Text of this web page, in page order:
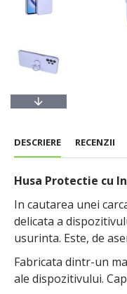
DESCRIERE RECENZII
Husa Protectie cu
In cautarea unei
delicata a
usurinta. Este, de
Fabricata dintr-un
ale dispozitivului.